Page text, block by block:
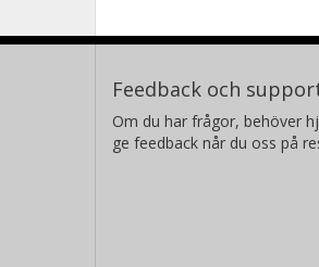
Feedback och
Om du har frågor, behöver
ge feedback når du oss på